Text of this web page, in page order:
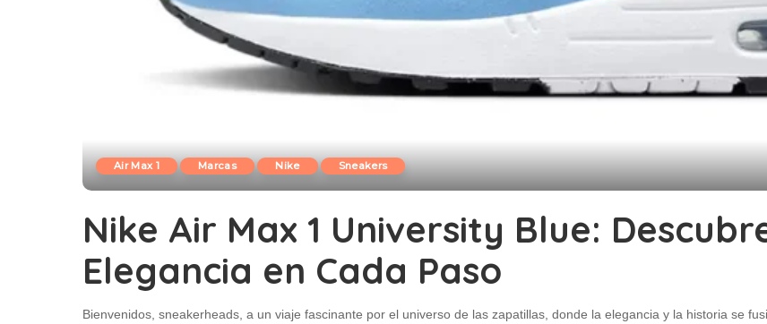
Air Max 1 Marcas Nike Sneakers
Nike Air Max 1 University Blue:
Elegancia en Cada Paso
Bienvenidos, sneakerheads, a un viaje fascinante por el universo de las zapatillas, donde la elegancia y la historia se